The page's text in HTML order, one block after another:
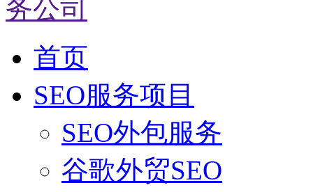
首页
SEO服务项目
SEO外包服务
谷歌外贸SEO